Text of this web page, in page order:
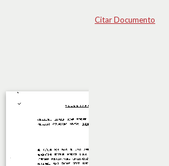
Citar Documento